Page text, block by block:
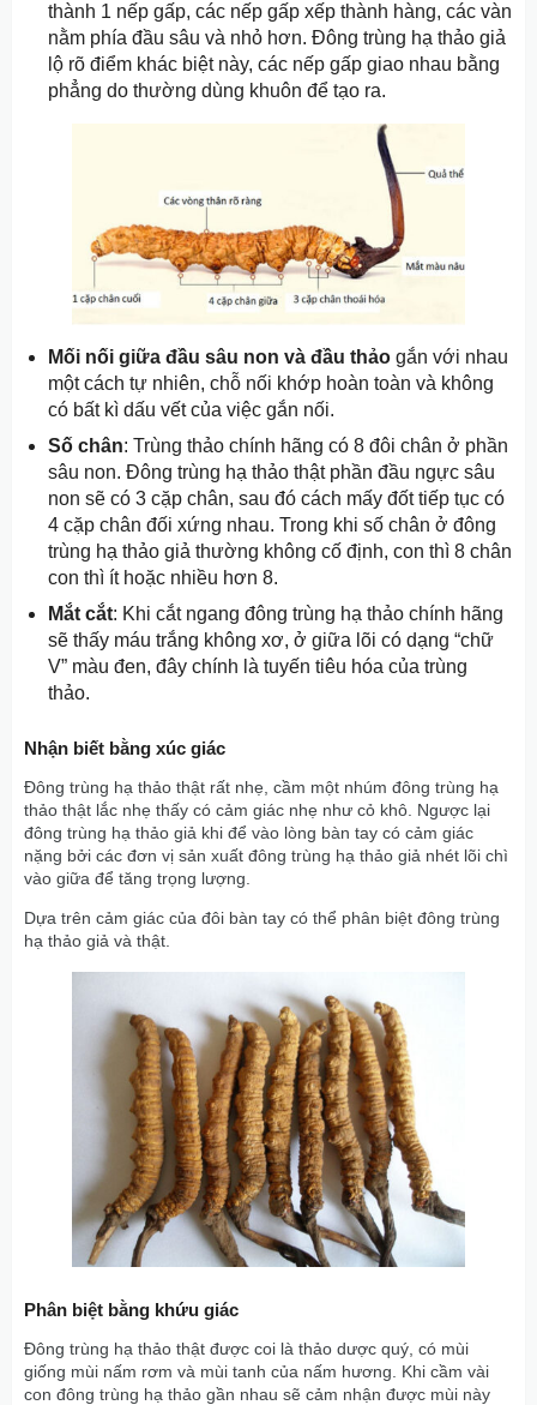
thành 1 nếp gấp, các nếp gấp xếp thành hàng, các vàn
nằm phía đầu sâu và nhỏ hơn. Đông trùng hạ thảo giả
lộ rõ điểm khác biệt này, các nếp gấp giao nhau bằng
phẳng do thường dùng khuôn để tạo ra.
Mối nối giữa đầu sâu non và đầu thảo gắn với nhau
một cách tự nhiên, chỗ nối khớp hoàn toàn và không
có bất kì dấu vết của việc gắn nối.
Số chân: Trùng thảo chính hãng có 8 đôi chân ở phần
sâu non. Đông trùng hạ thảo thật phần đầu ngực sâu
non sẽ có 3 cặp chân, sau đó cách mấy đốt tiếp tục có
4 cặp chân đối xứng nhau. Trong khi số chân ở đông
trùng hạ thảo giả thường không cố định, con thì 8 chân
con thì ít hoặc nhiều hơn 8.
Mắt cắt: Khi cắt ngang đông trùng hạ thảo chính hãng
sẽ thấy máu trắng không xơ, ở giữa lõi có dạng “chữ
V” màu đen, đây chính là tuyến tiêu hóa của trùng
thảo.
Nhận biết bằng xúc giác
Đông trùng hạ thảo thật rất nhẹ, cầm một nhúm đông trùng hạ
thảo thật lắc nhẹ thấy có cảm giác nhẹ như cỏ khô. Ngược lại
đông trùng hạ thảo giả khi để vào lòng bàn tay có cảm giác
nặng bởi các đơn vị sản xuất đông trùng hạ thảo giả nhét lõi chì
vào giữa để tăng trọng lượng.
Dựa trên cảm giác của đôi bàn tay có thể phân biệt đông trùng
hạ thảo giả và thật.
Phân biệt bằng khứu giác
Đông trùng hạ thảo thật được coi là thảo dược quý, có mùi
giống mùi nấm rơm và mùi tanh của nấm hương. Khi cầm vài
con đông trùng hạ thảo gần nhau sẽ cảm nhận được mùi này